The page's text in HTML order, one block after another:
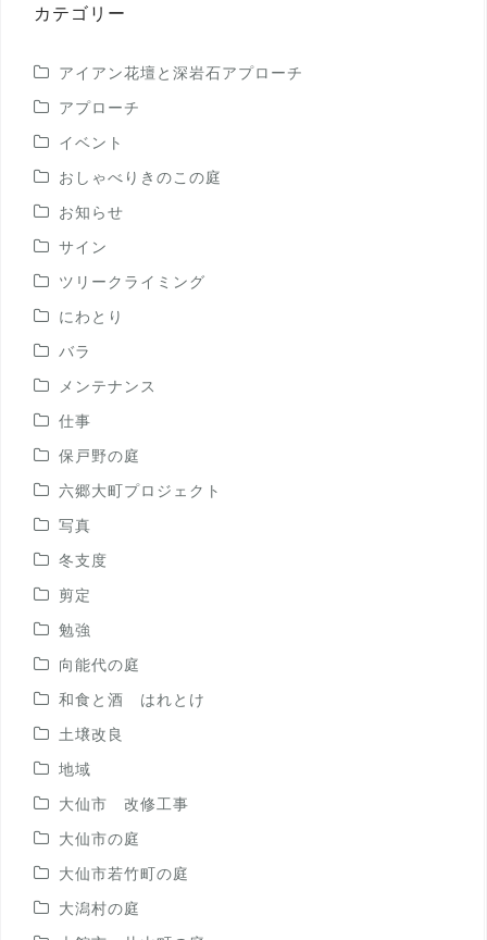
稿
カテゴリー
アイアン花壇と深岩石アプローチ
アプローチ
イベント
おしゃべりきのこの庭
お知らせ
サイン
ツリークライミング
にわとり
バラ
メンテナンス
仕事
保戸野の庭
六郷大町プロジェクト
写真
冬支度
剪定
勉強
向能代の庭
和食と酒 はれとけ
土壌改良
地域
大仙市 改修工事
大仙市の庭
大仙市若竹町の庭
大潟村の庭